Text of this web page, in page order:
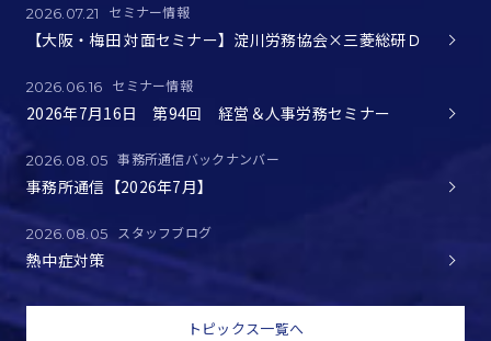
2026.07.21 セミナー情報
【大阪・梅田 対面セミナー】淀川労務協会×三菱総研Ｄ
2026.06.16 セミナー情報
2026年7月16日 第94回 経営＆人事労務セミナー
2026.08.05 事務所通信バックナンバー
事務所通信【2026年7月】
2026.08.05 スタッフブログ
熱中症対策
トピックス一覧へ